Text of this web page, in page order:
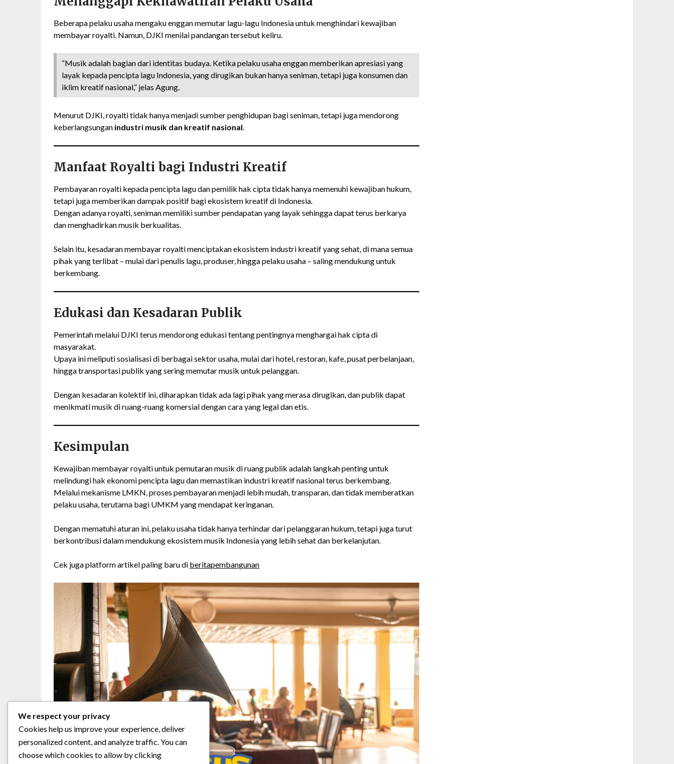
Beberapa pelaku usaha mengaku enggan memutar lagu-lagu Indonesia untuk menghindari kewajiban
membayar royalti. Namun, DJKI menilai pandangan tersebut keliru.
“Musik adalah bagian dari identitas budaya. Ketika pelaku usaha enggan memberikan apresiasi yang
layak kepada pencipta lagu Indonesia, yang dirugikan bukan hanya seniman, tetapi juga konsumen dan
iklim kreatif nasional,” jelas Agung.
Menurut DJKI, royalti tidak hanya menjadi sumber penghidupan bagi seniman, tetapi juga mendorong
keberlangsungan industri musik dan kreatif nasional.
Manfaat Royalti bagi Industri Kreatif
Pembayaran royalti kepada pencipta lagu dan pemilik hak cipta tidak hanya memenuhi kewajiban hukum,
tetapi juga memberikan dampak positif bagi ekosistem kreatif di Indonesia.
Dengan adanya royalti, seniman memiliki sumber pendapatan yang layak sehingga dapat terus berkarya
dan menghadirkan musik berkualitas.
Selain itu, kesadaran membayar royalti menciptakan ekosistem industri kreatif yang sehat, di mana semua
pihak yang terlibat – mulai dari penulis lagu, produser, hingga pelaku usaha – saling mendukung untuk
berkembang.
Edukasi dan Kesadaran Publik
Pemerintah melalui DJKI terus mendorong edukasi tentang pentingnya menghargai hak cipta di
masyarakat.
Upaya ini meliputi sosialisasi di berbagai sektor usaha, mulai dari hotel, restoran, kafe, pusat perbelanjaan,
hingga transportasi publik yang sering memutar musik untuk pelanggan.
Dengan kesadaran kolektif ini, diharapkan tidak ada lagi pihak yang merasa dirugikan, dan publik dapat
menikmati musik di ruang-ruang komersial dengan cara yang legal dan etis.
Kesimpulan
Kewajiban membayar royalti untuk pemutaran musik di ruang publik adalah langkah penting untuk
melindungi hak ekonomi pencipta lagu dan memastikan industri kreatif nasional terus berkembang.
Melalui mekanisme LMKN, proses pembayaran menjadi lebih mudah, transparan, dan tidak memberatkan
pelaku usaha, terutama bagi UMKM yang mendapat keringanan.
Dengan mematuhi aturan ini, pelaku usaha tidak hanya terhindar dari pelanggaran hukum, tetapi juga turut
berkontribusi dalam mendukung ekosistem musik Indonesia yang lebih sehat dan berkelanjutan.
Cek juga platform artikel paling baru di beritapembangunan
We respect your privacy
Cookies help us improve your experience, deliver
personalized content, and analyze traffic. You can
choose which cookies to allow by clicking